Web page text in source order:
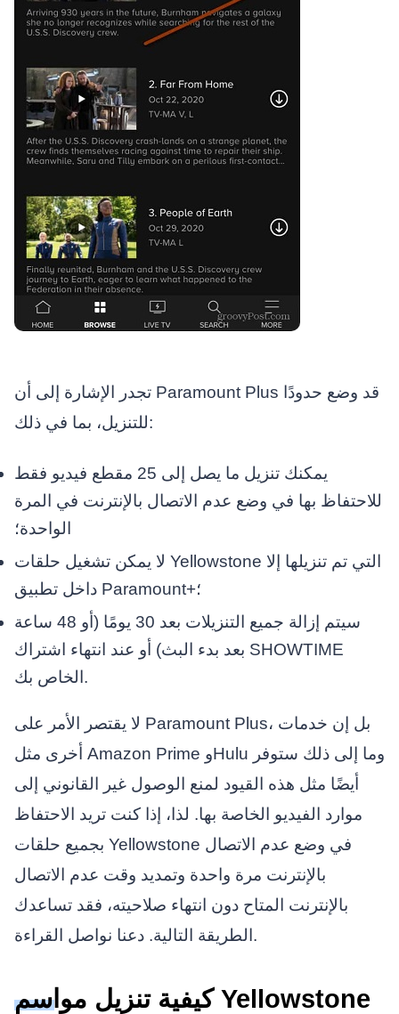
تجدر الإشارة إلى أن Paramount Plus قد وضع حدودًا
للتنزيل، بما في ذلك:
يمكنك تنزيل ما يصل إلى 25 مقطع فيديو فقط
للاحتفاظ بها في وضع عدم الاتصال بالإنترنت في المرة
الواحدة؛
لا يمكن تشغيل حلقات Yellowstone التي تم تنزيلها إلا
داخل تطبيق Paramount+؛
سيتم إزالة جميع التنزيلات بعد 30 يومًا (أو 48 ساعة
بعد بدء البث) أو عند انتهاء اشتراك SHOWTIME
الخاص بك.
لا يقتصر الأمر على Paramount Plus، بل إن خدمات
أخرى مثل Amazon Prime وHulu وما إلى ذلك ستوفر
أيضًا مثل هذه القيود لمنع الوصول غير القانوني إلى
موارد الفيديو الخاصة بها. لذا، إذا كنت تريد الاحتفاظ
بجميع حلقات Yellowstone في وضع عدم الاتصال
بالإنترنت مرة واحدة وتمديد وقت عدم الاتصال
بالإنترنت المتاح دون انتهاء صلاحيته، فقد تساعدك
الطريقة التالية. دعنا نواصل القراءة.
كيفية تنزيل مواسم Yellowstone